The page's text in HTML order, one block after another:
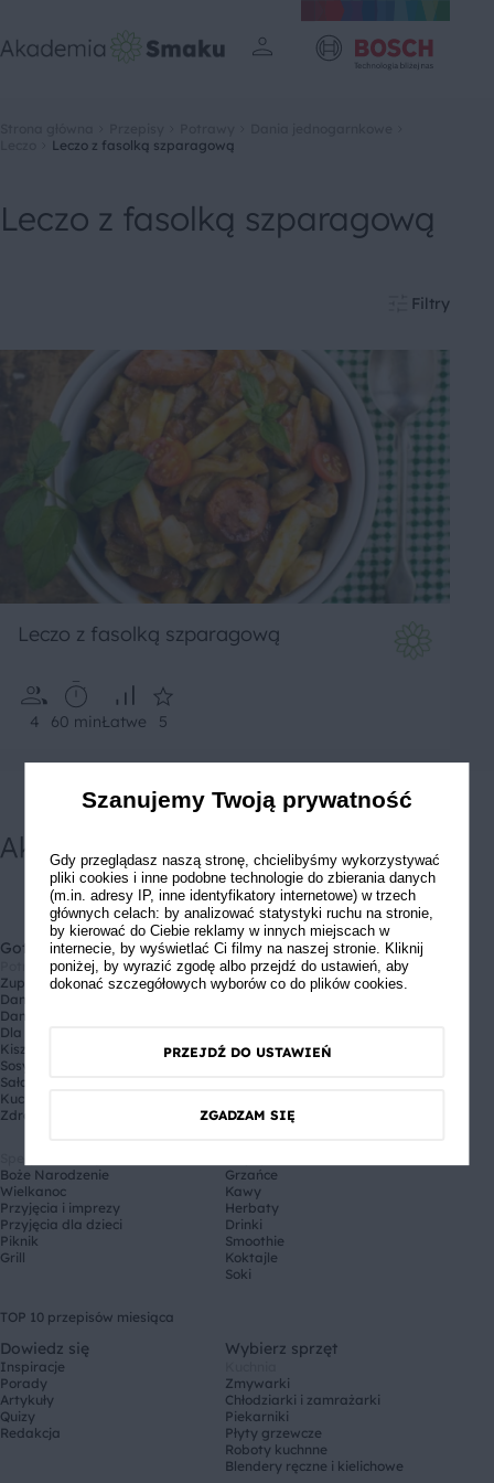
Leczo z fasolką szparagową
Leczo z fasolką szparagową
Filtry
Leczo z fasolką szparagową
4 60 minŁatwe 5
Gotuj zdrowo
Potrawy
Zupy
Dania główne
Dania jednogarnkowe
Dla dzieci
Kiszonki i przetwory
Sosy
Sałatki i surówki
Kuchnie świata
Zdrowy fastfood
Pora dnia
Śniadanie
Lunch
Boże Narodzenie
Wielkanoc
Przyjęcia i imprezy
Przyjęcia dla dzieci
Piknik
Grill
Grzańce
Kawy
Herbaty
Drinki
Smoothie
Koktajle
Soki
TOP 10 przepisów miesiąca
Dowiedz się
Inspiracje
Porady
Artykuły
Quizy
Redakcja
Wybierz sprzęt
Zmywarki
Chłodziarki i zamrażarki
Piekarniki
Płyty grzewcze
Roboty kuchnne
Blendery ręczne i kielichowe
Szanujemy Twoją prywatność
Gdy przeglądasz naszą stronę, chcielibyśmy wykorzystywać
pliki cookies i inne podobne technologie do zbierania danych
(m.in. adresy IP, inne identyfikatory internetowe) w trzech
głównych celach: by analizować statystyki ruchu na stronie,
by kierować do Ciebie reklamy w innych miejscach w
internecie, by wyświetlać Ci filmy na naszej stronie. Kliknij
poniżej, by wyrazić zgodę albo przejdź do ustawień, aby
dokonać szczegółowych wyborów co do plików cookies.
PRZEJDŹ DO USTAWIEŃ
ZGADZAM SIĘ